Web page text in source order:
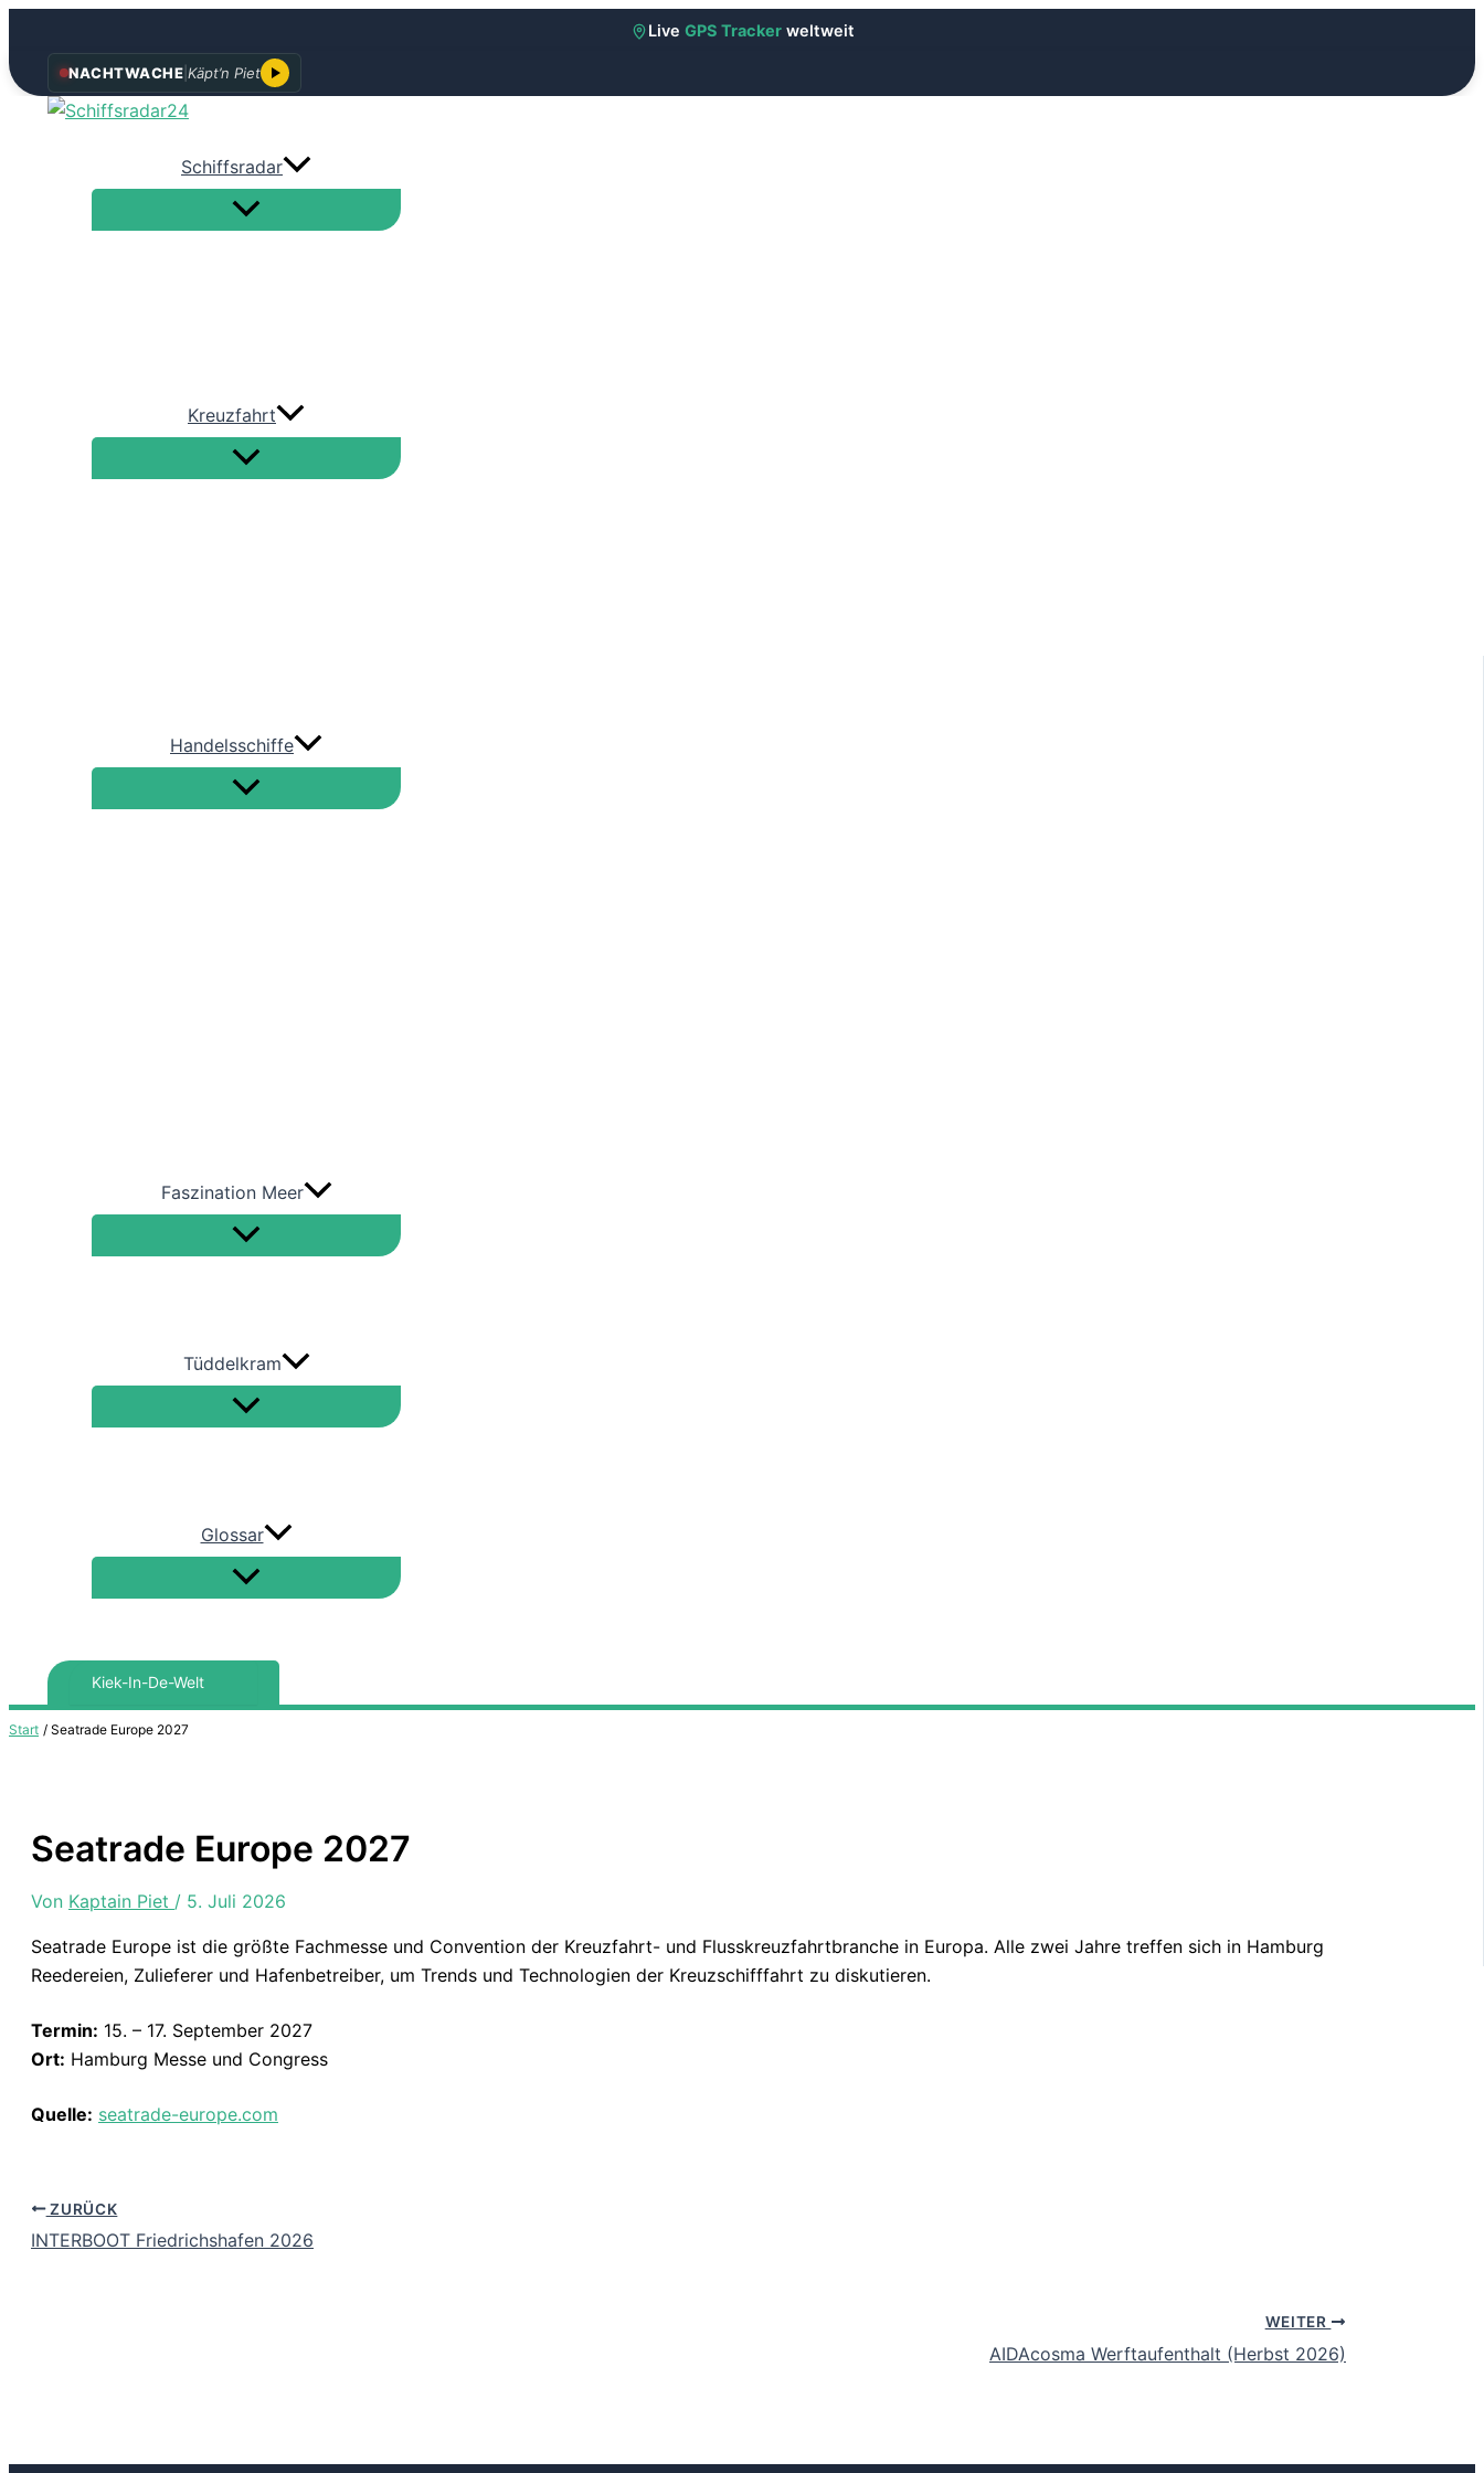
Live GPS Trackerweltweit
Zum
Inhalt
springen
NACHTWACHE Käpt’n Piet
Schiffsradar
Kreuzfahrt
Handelsschiffe
Faszination Meer
Tüddelkram
Glossar
Start Seatrade Europe 2027
Seatrade Europe 2027
Von Kaptain Piet / 5. Juli 2026
Seatrade Europe ist die größte Fachmesse und Convention der Kreuzfahrt- und Flusskreuzfahrtbranche in Europa. Alle zwei Jahre treffen sich in Hamburg
Reedereien, Zulieferer und Hafenbetreiber, um Trends und Technologien der Kreuzschifffahrt zu diskutieren.
Termin: 15. – 17. September 2027
Ort: Hamburg Messe und Congress
Quelle: seatrade-europe.com
ZURÜCK
INTERBOOT Friedrichshafen 2026
WEITER
AIDAcosma Werftaufenthalt (Herbst 2026)